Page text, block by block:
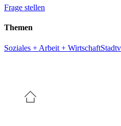
Frage stellen
Themen
Soziales + Arbeit + Wirtschaft